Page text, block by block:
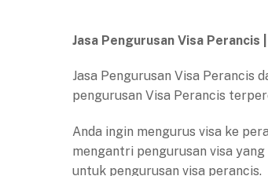
Jasa Pengurusan Visa Perancis |
Jasa Pengurusan Visa Perancis
pengurusan Visa Perancis
Anda ingin mengurus visa ke
mengantri pengurusan visa
untuk pengurusan visa perancis.